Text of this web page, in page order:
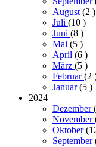
August(2 )
Juli (10 )
Juni (8 )
Mai (5 )
April (6 )
März (5 )
Februar(2
Januar(5 )
2024
Dezember
November
Oktober
September